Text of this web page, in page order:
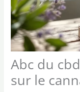
Abc du
sur le